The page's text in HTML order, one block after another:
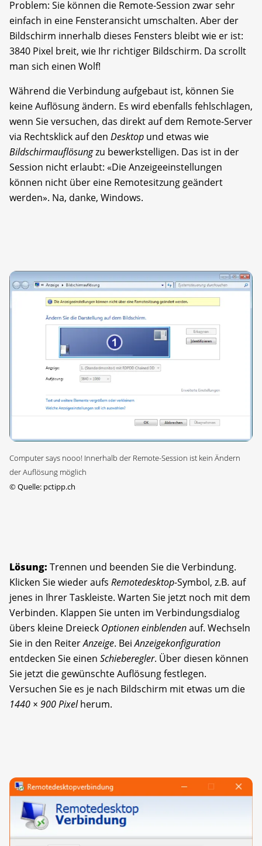
Problem: Sie können die Remote-Session zwar sehr
einfach in eine Fensteransicht umschalten. Aber der
Bildschirm innerhalb dieses Fensters bleibt wie er ist:
3840 Pixel breit, wie Ihr richtiger Bildschirm. Da scrollt
man sich einen Wolf!
Während die Verbindung aufgebaut ist, können Sie
keine Auflösung ändern. Es wird ebenfalls fehlschlagen,
wenn Sie versuchen, das direkt auf dem Remote-Server
via Rechtsklick auf den Desktop und etwas wie
Bildschirmauflösungzu bewerkstelligen. Das ist in der
Session nicht erlaubt: «Die Anzeigeeinstellungen
können nicht über eine Remotesitzung geändert
werden». Na, danke, Windows.
Computer says nooo! Innerhalb der Remote-Session ist kein Ändern
der Auflösung möglich
©Quelle: pctipp.ch
Lösung: Trennen und beenden Sie die Verbindung.
Klicken Sie wieder aufs Remotedesktop-Symbol, z.B. auf
jenes in Ihrer Taskleiste. Warten Sie jetzt noch mit dem
Verbinden. Klappen Sie unten im Verbindungsdialog
übers kleine Dreieck Optionen einblendenauf. Wechseln
Sie in den ReiterAnzeige. BeiAnzeigekonfiguration
entdecken Sie einen Schieberegler. Über diesen können
Sie jetzt die gewünschte Auflösung festlegen.
Versuchen Sie es je nach Bildschirm mit etwas um die
1440 × 900 Pixelherum.